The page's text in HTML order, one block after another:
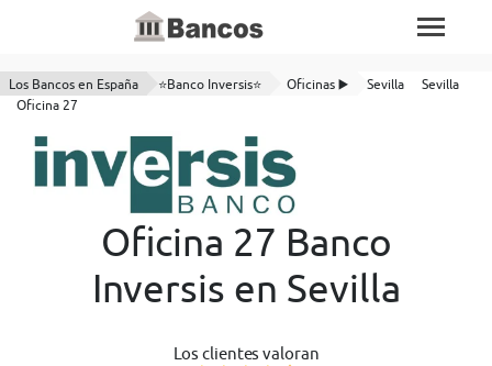
Los Bancos en España ⭐Banco Inversis⭐ Oficinas ▶️ Sevilla
Sevilla
Oficina 27
Oficina 27 Banco
Inversis en Sevilla
Los clientes valoran